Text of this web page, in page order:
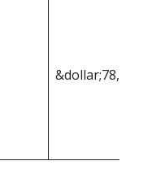
&dollar;78,106